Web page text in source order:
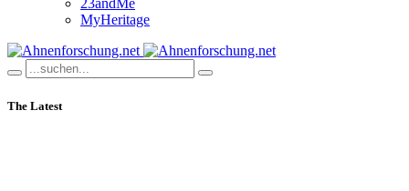
23andMe
MyHeritage
The Latest